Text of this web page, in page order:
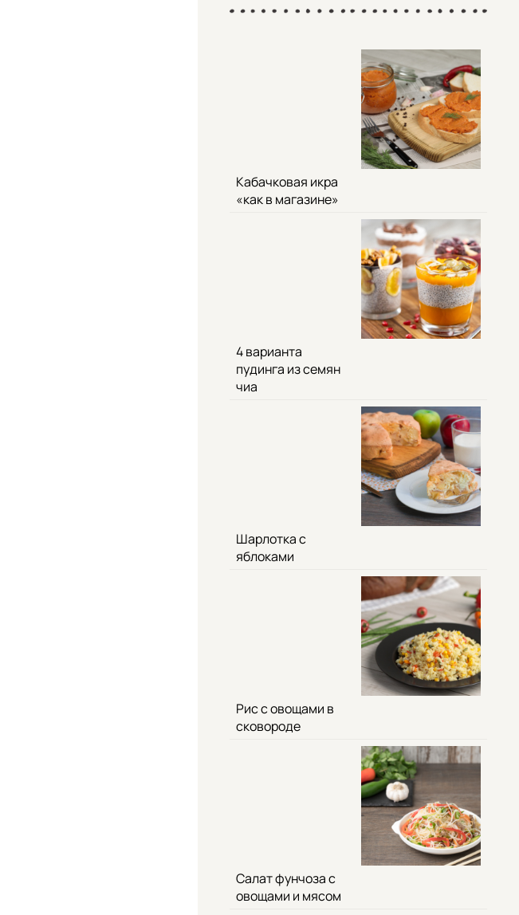
Кабачковая икра
«как в магазине»
4 варианта
пудинга из семян
чиа
Шарлотка с
яблоками
Рис с овощами в
сковороде
Салат фунчоза с
овощами и мясом